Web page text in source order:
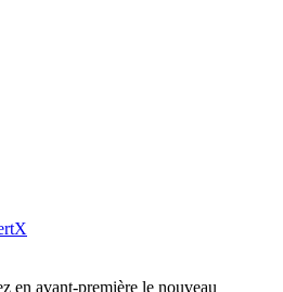
en avant-première le nouveau